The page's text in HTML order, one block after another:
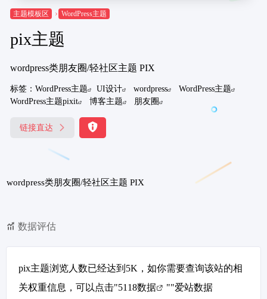
主题模板区 WordPress主题
pix主题
wordpress类朋友圈/轻社区主题 PIX
标签： WordPress主题 UI设计 wordpress
WordPress主题
WordPress主题pixit
博客主题 朋友圈
链接直达
wordpress类朋友圈/轻社区主题 PIX
数据评估
pix主题浏览人数已经达到5K，如你需要查询该站的相
关权重信息，可以点击"5118数据 ""爱站数据